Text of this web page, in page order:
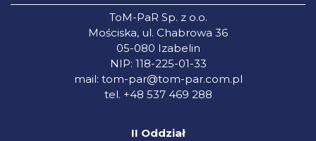
ToM-PaR Sp. z o.o.
Mościska, ul. Chabrowa 36
05-080 Izabelin
NIP: 118-225-01-33
mail: tom-par@tom-par.com.pl
tel. +48 537 469 288
II Oddział